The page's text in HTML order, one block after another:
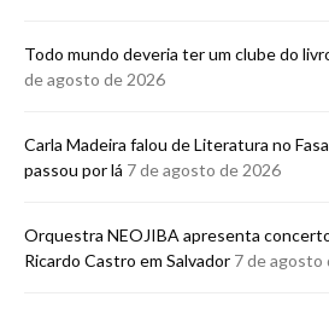
Todo mundo deveria ter um clube do
de agosto de 2026
Carla Madeira falou de Literatura no
passou por lá 7 de agosto de 2026
Orquestra NEOJIBA apresenta
Ricardo Castro em Salvador 7 de agosto